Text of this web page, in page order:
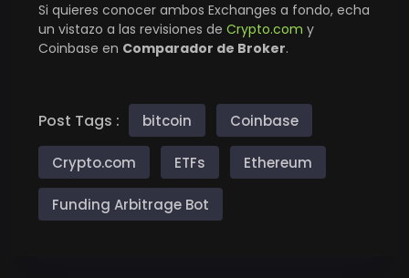
Si quieres conocer ambos Exchanges a fondo, echa
un vistazo a las revisiones de Crypto.com y
Coinbase en Comparador de Broker.
Post Tags : bitcoin Coinbase
Crypto.com ETFs Ethereum
Funding Arbitrage Bot